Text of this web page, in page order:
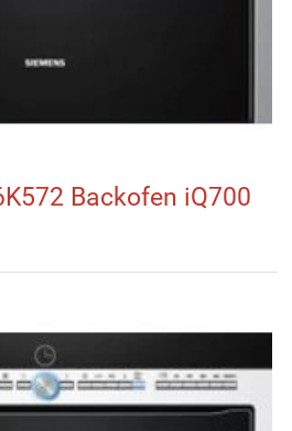
Backofen iQ700